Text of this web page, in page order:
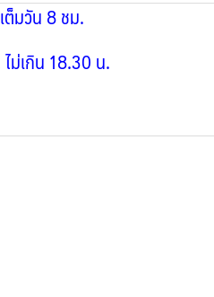
ต็มวัน 8 ชม.
ม่เกิน 18.30 น.